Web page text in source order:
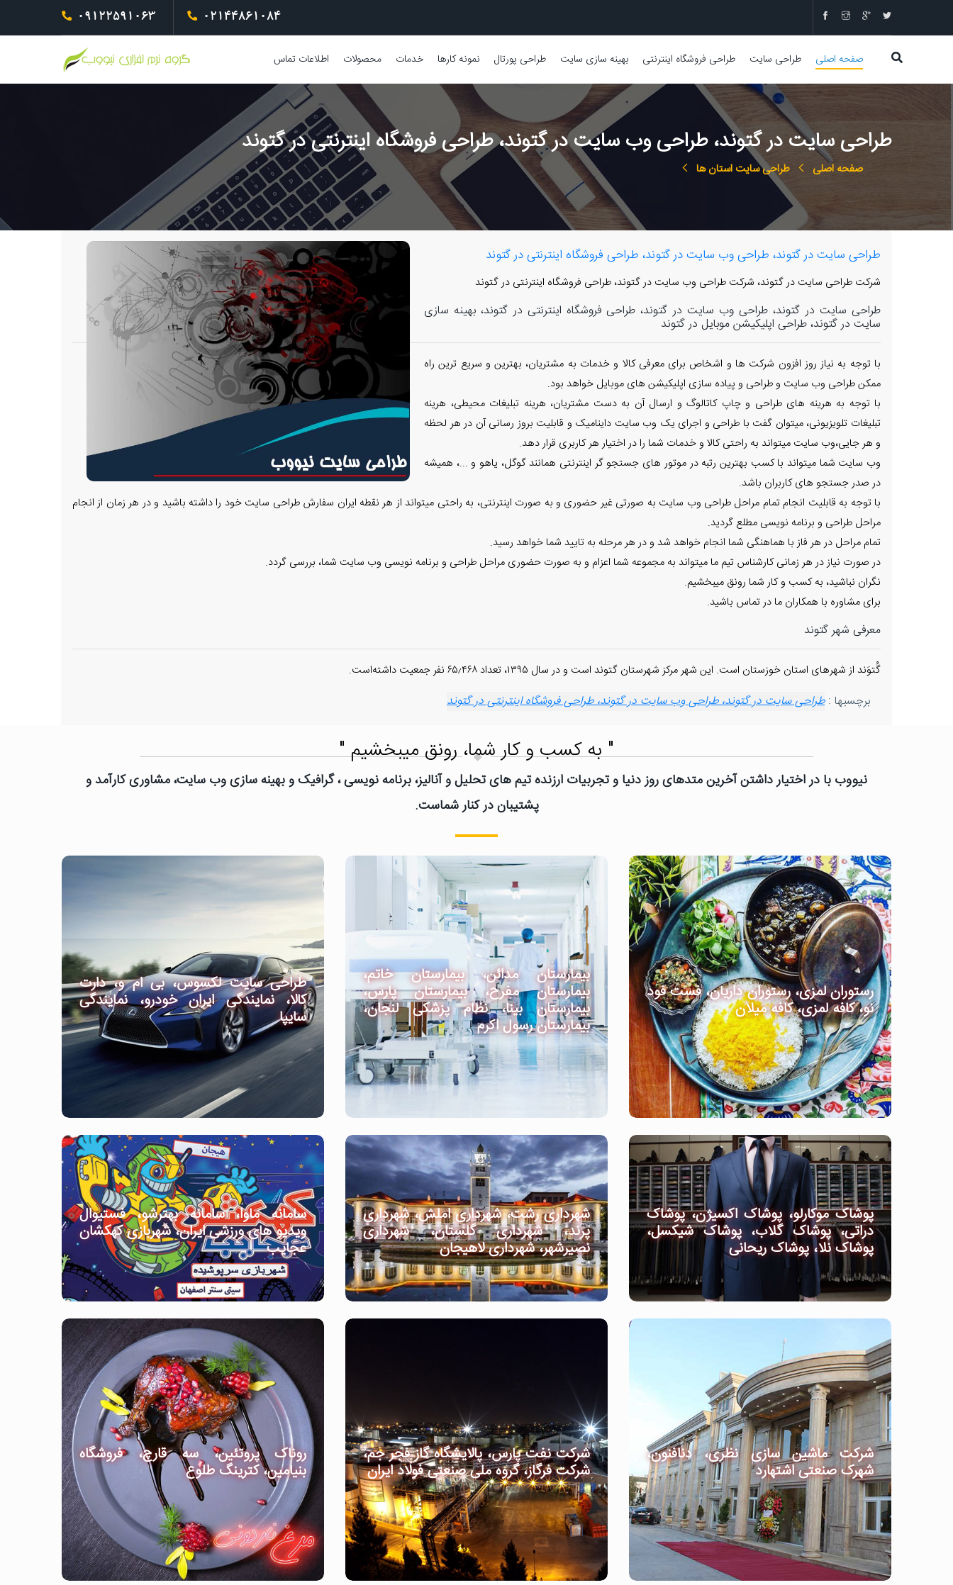
09122591063 02144861084
صفحه اصلی طراحی سایت طراحی فروشگاه اینترنتی بهینه سازی سایت طراحی پورتال نمونه کارها خدمات محصولات اطلاعات تماس
طراحی سایت در گتوند، طراحی وب سایت در گتوند، طراحی فروشگاه اینترنتی در گتوند
صفحه اصلی طراحی سایت استان ها
طراحی سایت در گتوند، طراحی وب سایت در گتوند، طراحی فروشگاه اینترنتی در گتوند
شرکت طراحی سایت در گتوند، شرکت طراحی وب سایت در گتوند، طراحی فروشگاه اینترنتی در گتوند
طراحی سایت در گتوند، طراحی وب سایت در گتوند، طراحی فروشگاه اینترنتی در گتوند، بهینه سازی
سایت در گتوند، طراحی اپلیکیشن موبایل در گتوند
با توجه به نیاز روز افزون شرکت ها و اشخاص برای معرفی کالا و خدمات به مشتریان، بهترین و سریع ترین راه
ممکن طراحی وب سایت و طراحی و پیاده سازی اپلیکیشن های موبایل خواهد بود.
با توجه به هرینه های طراحی و چاپ کاتالوگ و ارسال آن به دست مشتریان، هرینه تبلیغات محیطی، هرینه
تبلیغات تلویزیونی، میتوان گفت با طراحی و اجرای یک وب سایت داینامیک و قابلیت بروز رسانی آن در هر لحظه
و هر جایی،وب سایت میتواند به راحتی کالا و خدمات شما را در اختیار هر کاربری قرار دهد.
وب سایت شما میتواند با کسب بهترین رتبه در موتور های جستجو گر اینترنتی همانند گوگل، یاهو و ...، همیشه
در صدر جستجو های کاربران باشد.
با توجه به قابلیت انجام تمام مراحل طراحی وب سایت به صورتی غیر حضوری و به صورت اینترنتی، به راحتی میتواند از هر نقطه ایران سفارش طراحی سایت خود را داشته باشید و در هر زمان از انجام
مراحل طراحی و برنامه نویسی مطلع گردید.
تمام مراحل در هر فاز با هماهنگی شما انجام خواهد شد و در هر مرحله به تایید شما خواهد رسید.
در صورت نیاز در هر زمانی کارشناس تیم ما میتواند به مجموعه شما اعزام و به صورت حضوری مراحل طراحی و برنامه نویسی وب سایت شما، بررسی گردد.
نگران نباشید، به کسب و کار شما رونق میبخشیم.
برای مشاوره با همکاران ما در تماس باشید.
معرفی شهر گتوند
گُتوَند از شهرهای استان خوزستان است. این شهر مرکز شهرستان گتوند است و در سال ۱۳۹۵، تعداد ۶۵٫۴۶۸ نفر جمعیت داشته‌است.
برچسبها :طراحی سایت در گتوند، طراحی وب سایت در گتوند، طراحی فروشگاه اینترنتی در گتوند
" به کسب و کار شما، رونق میبخشیم "
نیووب با در اختیار داشتن آخرین متدهای روز دنیا و تجربیات ارزنده تیم های تحلیل و آنالیز، برنامه نویسی ، گرافیک و بهینه سازی وب سایت، مشاوری کارآمد و
پشتیبان در کنار شماست.
طراحی سایت لکسوس، بی ام و، دارت
کالا، نمایندگی ایران خودرو، نمایندگی
سایپا
بیمارستان مدائن، بیمارستان خاتم،
بیمارستان مفرح، بیمارستان پارس،
بیمارستان بینا، نظام پزشکی لنجان،
بیمارستان رسول اکرم
رستوران لمزی، رستوران داریان، فست فود
نو، کافه لمزی، کافه میلان
سامانه ماوا، سامانه بهترشو، فستیوال
ویدیو های ورزشی ایران، شهربازی کهکشان
عجایب
شهرداری رشت، شهرداری املش، شهرداری
پرند، شهرداری گلستان، شهرداری
نصیرشهر، شهرداری لاهیجان
پوشاک موکارلو، پوشاک اکسیژن، پوشاک
دراتی، پوشاک گلاب، پوشاک شیکسل،
پوشاک نلا، پوشاک ریحانی
روناک پروتئین، سه قارچ، فروشگاه
بنیامین، کترینگ طلوع
شرکت نفت پارس، پالایشگاه گاز فجر جم،
شرکت فرگاز، گروه ملی صنعتی فولاد ایران
شرکت ماشین سازی نظری، دنافنون،
شهرک صنعتی اشتهارد